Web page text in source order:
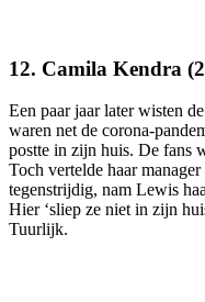
12. Camila Kendra
Een paar jaar later wisten
waren net de corona-
postte in zijn huis. De fans
Toch vertelde haar
tegenstrijdig, nam Lewis
Hier ‘sliep ze niet in zijn
Tuurlijk.